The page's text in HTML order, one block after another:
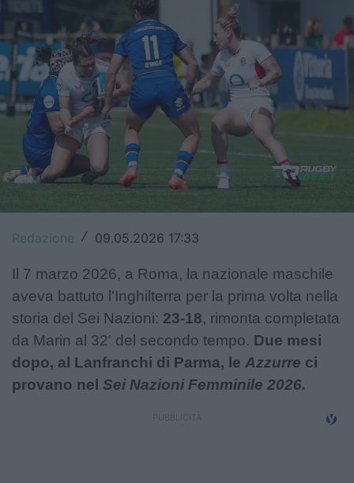
6 Nazioni
United Rugby Championship
Top14
Premiership
Champions Cup
World Rugby
Rugby World Cup
Super Rugby
Rugby in TV
Mercato
Redazione / 09.05.2026 17:33
Il 7 marzo 2026, a Roma, la nazionale maschile
aveva battuto l'Inghilterra per la prima volta nella
storia del Sei Nazioni: 23-18, rimonta completata
da Marin al 32' del secondo tempo. Due mesi
dopo, al Lanfranchi di Parma, le Azzurre ci
provano nel Sei Nazioni Femminile 2026.